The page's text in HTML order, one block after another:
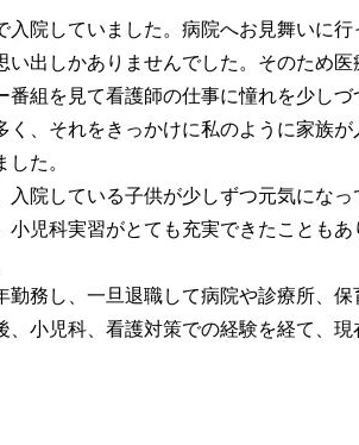
院していました。病院へお見舞いに
い出しかありませんでした。そのため
番組を見て看護師の仕事に憧れを少し
く、それをきっかけに私のように家族
た。
入院している子供が少しずつ元気にな
小児科実習がとても充実できたことも
勤務し、一旦退職して病院や診療所、
小児科、看護対策での経験を経て、現